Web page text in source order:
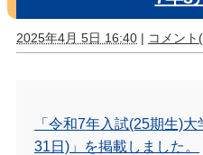
2025年4月 5日 16:40 | コメント
「令和7年入試(25期生)
31日)」を掲載しました。